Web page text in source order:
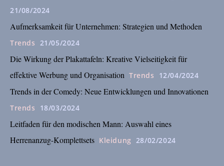
21/08/2024
Aufmerksamkeit für Unternehmen: Strategien und Methoden
Trends 21/05/2024
Die Wirkung der Plakattafeln: Kreative Vielseitigkeit für
effektive Werbung und Organisation Trends 12/04/2024
Trends in der Comedy: Neue Entwicklungen und Innovationen
Trends 18/03/2024
Leitfaden für den modischen Mann: Auswahl eines
Herrenanzug-Komplettsets Kleidung 28/02/2024